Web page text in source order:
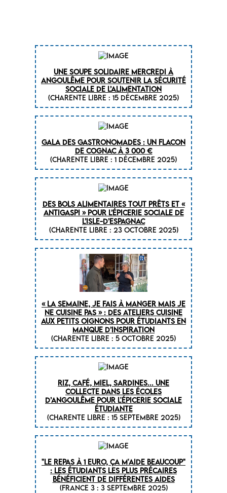
Une soupe solidaire mercredi à
Angoulême pour soutenir la Sécurité
sociale de l’alimentation
(CHARENTE LIBRE : 15 décembre 2025)
Gala des Gastronomades : un flacon
de cognac à 3 000 €
(CHARENTE LIBRE : 1 décembre 2025)
Des bols alimentaires tout prêts et «
antigaspi » pour l’épicerie sociale de
L’Isle-d’Espagnac
(CHARENTE LIBRE : 23 octobre 2025)
« La semaine, je fais à manger mais je
ne cuisine pas » : des ateliers cuisine
aux petits oignons pour étudiants en
manque d’inspiration
(CHARENTE LIBRE : 5 octobre 2025)
Riz, café, miel, sardines... une
collecte dans les écoles
d’Angoulême pour l'épicerie sociale
étudiante
(CHARENTE LIBRE : 15 septembre 2025)
"Le repas à 1 euro, ça m'aide beaucoup"
: les étudiants les plus précaires
bénéficient de différentes aides
(FRANCE 3 : 3 septembre 2025)